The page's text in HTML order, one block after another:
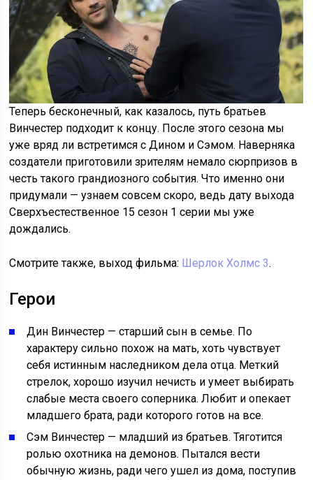
Теперь бесконечный, как казалось, путь братьев
Винчестер подходит к концу. После этого сезона мы
уже вряд ли встретимся с Дином и Сэмом. Наверняка
создатели приготовили зрителям немало сюрпризов в
честь такого грандиозного события. Что именно они
придумали — узнаем совсем скоро, ведь дату выхода
Сверхъестественное 15 сезон 1 серии мы уже
дождались.
Смотрите также, выход фильма: Шерлок Холмс 3.
Герои
Дин Винчестер — старший сын в семье. По
характеру сильно похож на мать, хоть чувствует
себя истинным наследником дела отца. Меткий
стрелок, хорошо изучил нечисть и умеет выбирать
слабые места своего соперника. Любит и опекает
младшего брата, ради которого готов на все.
Сэм Винчестер — младший из братьев. Тяготится
ролью охотника на демонов. Пытался вести
обычную жизнь, ради чего ушел из дома, поступив